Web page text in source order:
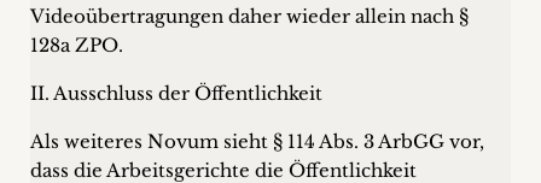
Videoübertragungen daher wieder allein nach §
128a ZPO.
II. Ausschluss der Öffentlichkeit
Als weiteres Novum sieht § 114 Abs. 3 ArbGG vor,
dass die Arbeitsgerichte die Öffentlichkeit